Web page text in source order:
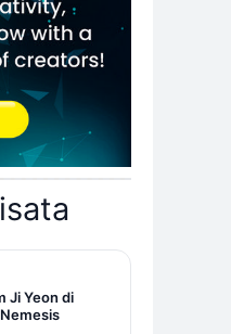
Ji Yeon di